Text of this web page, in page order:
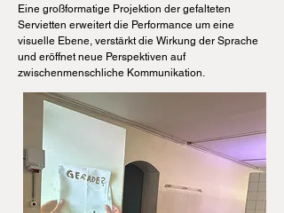
Eine großformatige Projektion der gefalteten
Servietten erweitert die Performance um eine
visuelle Ebene, verstärkt die Wirkung der Sprache
und eröffnet neue Perspektiven auf
zwischenmenschliche Kommunikation.